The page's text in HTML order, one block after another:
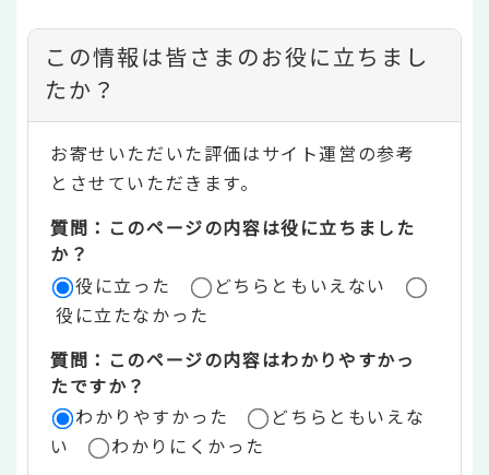
コ
ン
テ
ン
ツ
評
価
リ
ア
この情報は皆さまのお役に立ちまし
たか？
お寄せいただいた評価はサイト運営の参考
とさせていただきます。
質問：このページの内容は役に立ちました
か？
役に立った
どちらともいえない
役に立たなかった
質問：このページの内容はわかりやすかっ
たですか？
わかりやすかった
どちらともいえな
い
わかりにくかった